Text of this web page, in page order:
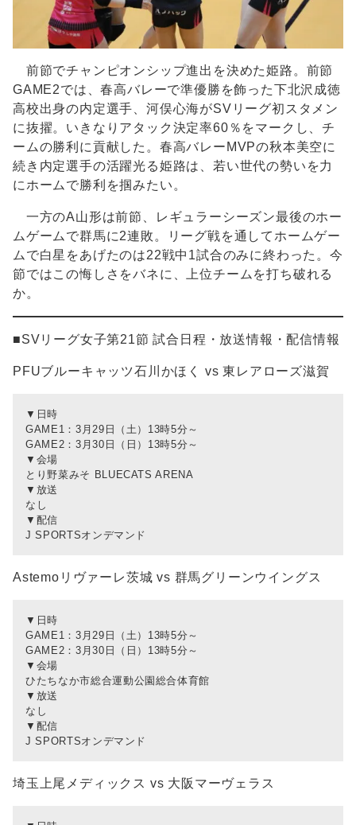
前節でチャンピオンシップ進出を決めた姫路。前節
GAME2では、春高バレーで準優勝を飾った下北沢成徳
高校出身の内定選手、河俣心海がSVリーグ初スタメン
に抜擢。いきなりアタック決定率60％をマークし、チ
ームの勝利に貢献した。春高バレーMVPの秋本美空に
続き内定選手の活躍光る姫路は、若い世代の勢いを力
にホームで勝利を掴みたい。
一方のA山形は前節、レギュラーシーズン最後のホー
ムゲームで群馬に2連敗。リーグ戦を通してホームゲー
ムで白星をあげたのは22戦中1試合のみに終わった。今
節ではこの悔しさをバネに、上位チームを打ち破れる
か。
■SVリーグ女子第21節 試合日程・放送情報・配信情報
PFUブルーキャッツ石川かほく vs 東レアローズ滋賀
▼日時
GAME1：3月29日（土）13時5分～
GAME2：3月30日（日）13時5分～
▼会場
とり野菜みそ BLUECATS ARENA
▼放送
なし
▼配信
J SPORTSオンデマンド
Astemoリヴァーレ茨城 vs 群馬グリーンウイングス
▼日時
GAME1：3月29日（土）13時5分～
GAME2：3月30日（日）13時5分～
▼会場
ひたちなか市総合運動公園総合体育館
▼放送
なし
▼配信
J SPORTSオンデマンド
埼玉上尾メディックス vs 大阪マーヴェラス